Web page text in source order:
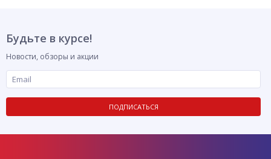
Будьте в курсе!
Новости, обзоры и акции
ПОДПИСАТЬСЯ